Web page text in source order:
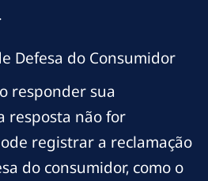
Defesa do Consumidor
responder sua
resposta não for
registrar a reclamação
do consumidor, como o